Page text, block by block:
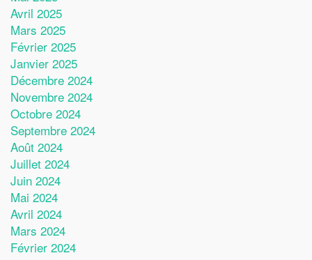
Avril 2025
Mars 2025
Février 2025
Janvier 2025
Décembre 2024
Novembre 2024
Octobre 2024
Septembre 2024
Août 2024
Juillet 2024
Juin 2024
Mai 2024
Avril 2024
Mars 2024
Février 2024